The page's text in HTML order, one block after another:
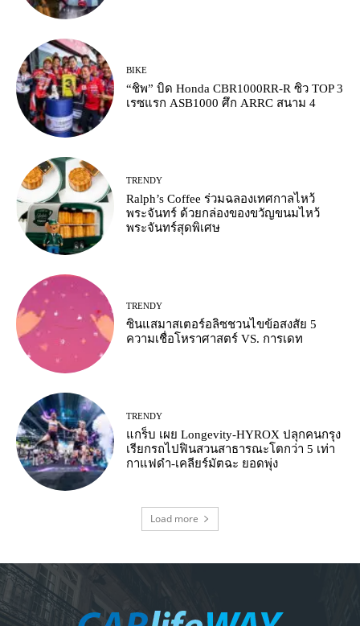
BIKE
“ชิพ” บิด Honda CBR1000RR-R ซิว TOP 3
เรซแรก ASB1000 ศึก ARRC สนาม 4
TRENDY
Ralph’s Coffee ร่วมฉลองเทศกาลไหว้
พระจันทร์ ด้วยกล่องของขวัญขนมไหว้
พระจันทร์สุดพิเศษ
TRENDY
ซินแสมาสเตอร์อลิซชวนไขข้อสงสัย 5
ความเชื่อโหราศาสตร์ VS. การเดท
TRENDY
แกร็บ เผย Longevity-HYROX ปลุกคนกรุง
เรียกรถไปฟินสวนสาธารณะโตกว่า 5 เท่า
กาแฟดำ-เคลียร์มัตฉะ ยอดพุ่ง
Load more